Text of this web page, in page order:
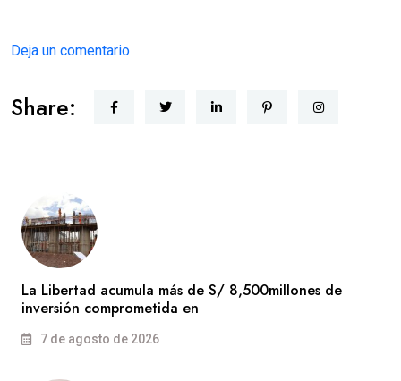
Deja un comentario
Share:
La Libertad acumula más de S/ 8,500millones de
inversión comprometida en
7 de agosto de 2026